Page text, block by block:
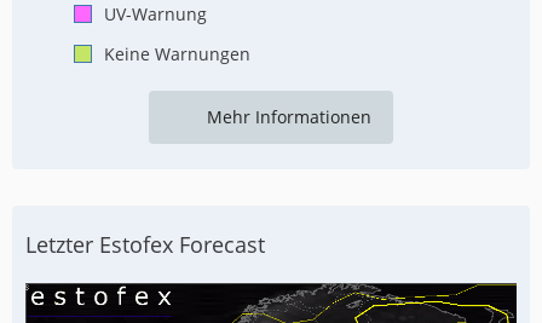
UV-Warnung
Keine Warnungen
Mehr Informationen
Letzter Estofex Forecast